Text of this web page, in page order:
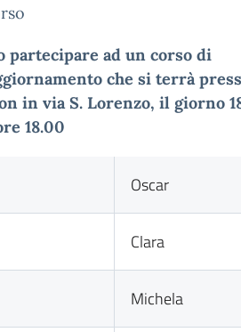
partecipare ad un corso di
che si terrà
in via S. Lorenzo, il giorno
18.00
Oscar
Clara
Michela